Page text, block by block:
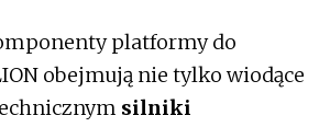
platformy do
obejmują nie tylko wiodące
silniki